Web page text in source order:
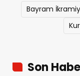
Bayram
Son